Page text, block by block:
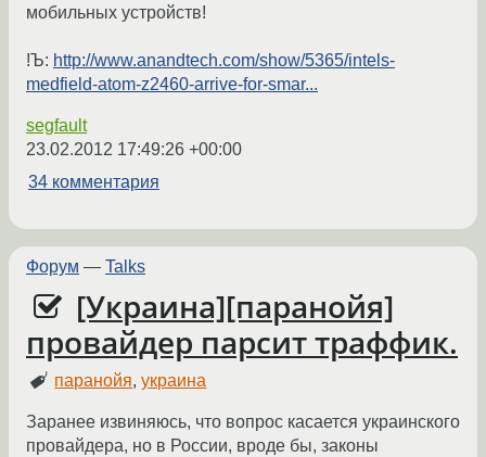
мобильных устройств!
!Ъ: http://www.anandtech.com/show/5365/intels-
medfield-atom-z2460-arrive-for-smar...
segfault
23.02.2012 17:49:26 +00:00
34 комментария
Форум — Talks
[Украина][паранойя]
провайдер парсит траффик.
паранойя,украина
Заранее извиняюсь, что вопрос касается украинского
провайдера, но в России, вроде бы, законы